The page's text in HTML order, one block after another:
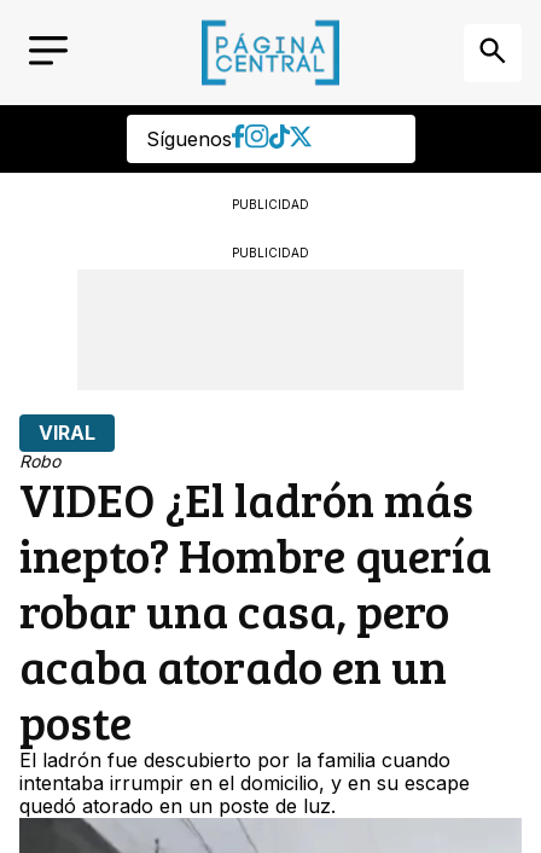
Síguenos
PUBLICIDAD
PUBLICIDAD
VIRAL
Robo
VIDEO ¿El ladrón más
inepto? Hombre quería
robar una casa, pero
acaba atorado en un
poste
El ladrón fue descubierto por la familia cuando
intentaba irrumpir en el domicilio, y en su escape
quedó atorado en un poste de luz.